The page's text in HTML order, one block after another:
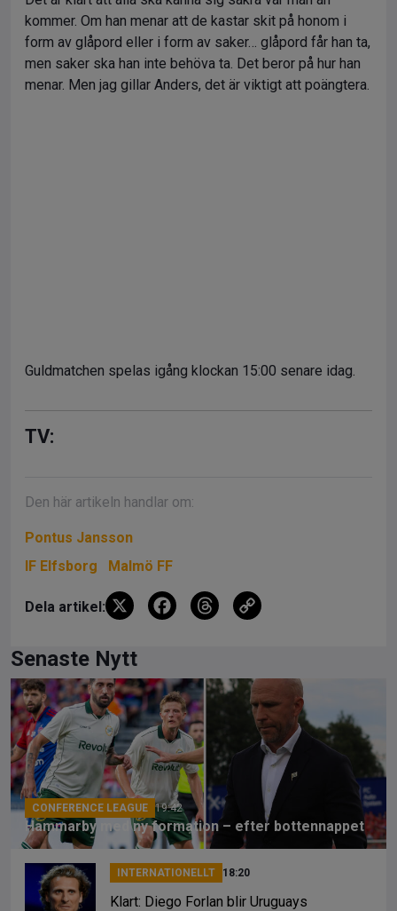
kommer. Om han menar att de kastar skit på honom i
form av glåpord eller i form av saker… glåpord får han ta,
men saker ska han inte behöva ta. Det beror på hur han
menar. Men jag gillar Anders, det är viktigt att poängtera.
Guldmatchen spelas igång klockan 15:00 senare idag.
TV:
Den här artikeln handlar om:
Pontus Jansson
IF Elfsborg
Malmö FF
Dela artikel: X
F
b
o
o
k
T
a
d
s
Li
n
k
Senaste Nytt
CONFERENCE LEAGUE 19:42
Hammarby med ny formation – efter bottennappet
INTERNATIONELLT 18:20
Klart: Diego Forlan blir Uruguays